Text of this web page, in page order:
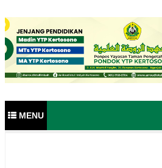
MENU